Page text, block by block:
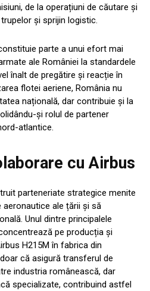
de la operațiuni de căutare și
și sprijin logistic.
parte a unui efort mai
ale României la standardele
înalt de pregătire și reacție în
flotei aeriene, România nu
națională, dar contribuie și la
și rolul de partener
atlantice.
cu Airbus
parteneriate strategice menite
ale țării și să
Unul dintre principalele
pe producția și
H215M în fabrica din
că asigură transferul de
industria românească, dar
specializate, contribuind astfel